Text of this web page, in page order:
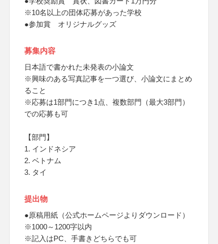
※10名以上の団体応募があった学校
●参加賞 オリジナルグッズ
募集内容
日本語で書かれた未発表の小論文
※興味のある写真記事を一つ選び、小論文にまとめ
ること
※応募は1部門につき1点、複数部門（最大3部門）
での応募も可
【部門】
1. インドネシア
2. ベトナム
3. タイ
提出物
●原稿用紙（公式ホームページよりダウンロード）
※1000～1200字以内
※記入はPC、手書きどちらでも可